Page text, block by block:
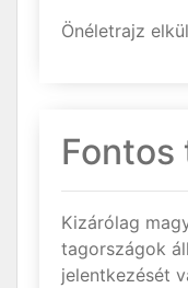
Önéletrajz
Fontos
Kizárólag
tagországok
jelentkezését